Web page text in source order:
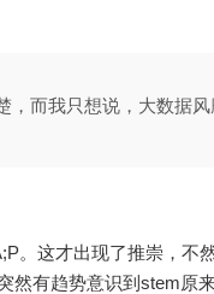
，而我只想说，大数据
。这才出现了推崇，不
然有趋势意识到stem原